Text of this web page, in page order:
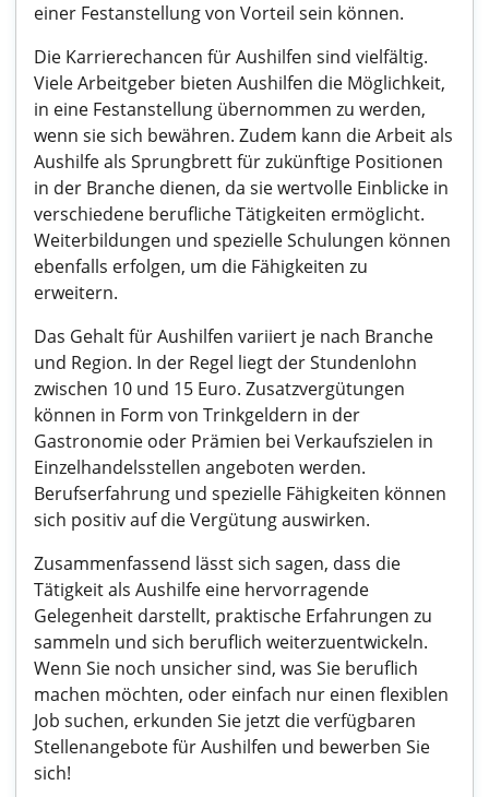
einer Festanstellung von Vorteil sein können.
Die Karrierechancen für Aushilfen sind vielfältig.
Viele Arbeitgeber bieten Aushilfen die Möglichkeit,
in eine Festanstellung übernommen zu werden,
wenn sie sich bewähren. Zudem kann die Arbeit als
Aushilfe als Sprungbrett für zukünftige Positionen
in der Branche dienen, da sie wertvolle Einblicke in
verschiedene berufliche Tätigkeiten ermöglicht.
Weiterbildungen und spezielle Schulungen können
ebenfalls erfolgen, um die Fähigkeiten zu
erweitern.
Das Gehalt für Aushilfen variiert je nach Branche
und Region. In der Regel liegt der Stundenlohn
zwischen 10 und 15 Euro. Zusatzvergütungen
können in Form von Trinkgeldern in der
Gastronomie oder Prämien bei Verkaufszielen in
Einzelhandelsstellen angeboten werden.
Berufserfahrung und spezielle Fähigkeiten können
sich positiv auf die Vergütung auswirken.
Zusammenfassend lässt sich sagen, dass die
Tätigkeit als Aushilfe eine hervorragende
Gelegenheit darstellt, praktische Erfahrungen zu
sammeln und sich beruflich weiterzuentwickeln.
Wenn Sie noch unsicher sind, was Sie beruflich
machen möchten, oder einfach nur einen flexiblen
Job suchen, erkunden Sie jetzt die verfügbaren
Stellenangebote für Aushilfen und bewerben Sie
sich!